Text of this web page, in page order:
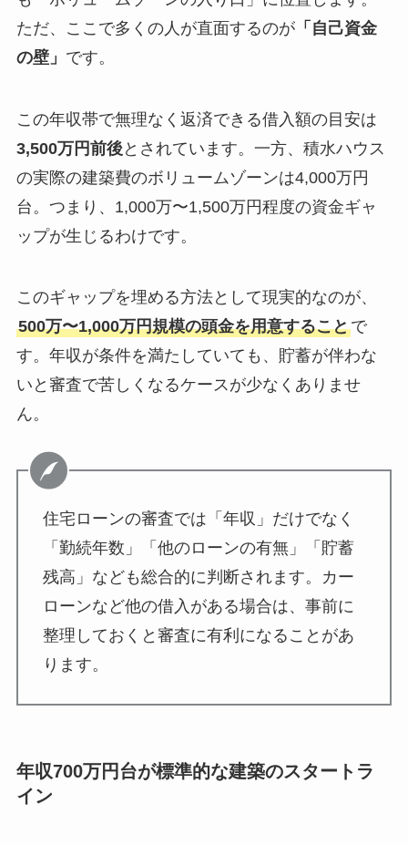
ただ、ここで多くの人が直面するのが「自己資金
の壁」 です。
この年収帯で無理なく返済できる借入額の目安は
3,500万円前後とされています。一方、積水ハウス
の実際の建築費のボリュームゾーンは4,000万円
台。つまり、1,000万〜1,500万円程度の資金ギャ
ップが生じるわけです。
このギャップを埋める方法として現実的なのが、
500万〜1,000万円規模の頭金を用意することで
す。年収が条件を満たしていても、貯蓄が伴わな
いと審査で苦しくなるケースが少なくありませ
ん。
住宅ローンの審査では「年収」だけでなく
「勤続年数」「他のローンの有無」「貯蓄
残高」なども総合的に判断されます。カー
ローンなど他の借入がある場合は、事前に
整理しておくと審査に有利になることがあ
ります。
年収700万円台が標準的な建築のスタートラ
イン